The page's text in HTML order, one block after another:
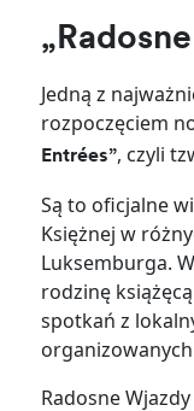
Jedną z
rozpoczęciem
Entrées”, czyli
Są to oficjalne
Księżnej w
Luksemburga.
rodzinę
spotkań z
Radosne